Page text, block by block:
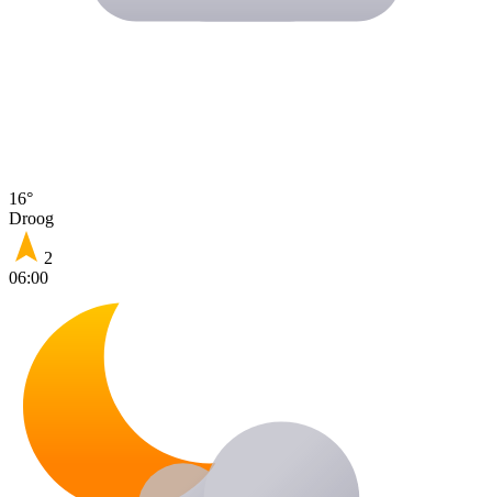
16°
Droog
2
06:00